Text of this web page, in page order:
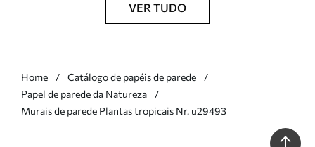
VER TUDO
Home
Catálogo de papéis de parede
Papel de parede da Natureza
Murais de parede Plantas tropicais Nr. u29493